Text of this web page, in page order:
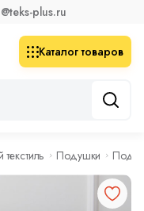
plus.ru
Каталог товаров
Подушки